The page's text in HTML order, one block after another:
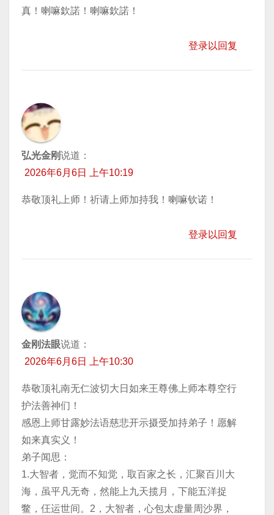
真！喇嘛欽諾！喇嘛欽諾！
登录以回复
弘光金刚说道：
2026年6月6日 上午10:19
恭敬顶礼上师！祈请上师加持我！喇嘛钦诺！
登录以回复
金刚法眼说道：
2026年6月6日 上午10:30
恭敬顶礼南无仁波切大日如来王尊佛上师本尊空行
护法善神们！
感恩上师甘露妙法语慈悲开示摄受加持弟子！愿解
如来真实义！
弟子闻思：
1.大智者，觉而不知觉，取百家之长，汇聚百川大
海，虽平凡无奇，然能上九天揽月，下能五洋捉
鳖，仼运世间。2，大智者，心包太虚量周沙界，